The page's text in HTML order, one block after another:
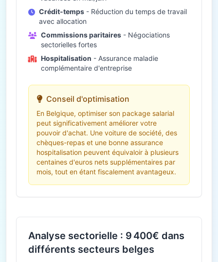
Crédit-temps - Réduction du temps de travail
avec allocation
Commissions paritaires - Négociations
sectorielles fortes
Hospitalisation - Assurance maladie
complémentaire d'entreprise
Conseil d'optimisation
En Belgique, optimiser son package salarial
peut significativement améliorer votre
pouvoir d'achat. Une voiture de société, des
chèques-repas et une bonne assurance
hospitalisation peuvent équivaloir à plusieurs
centaines d'euros nets supplémentaires par
mois, tout en étant fiscalement avantageux.
Analyse sectorielle : 9 400€ dans
différents secteurs belges